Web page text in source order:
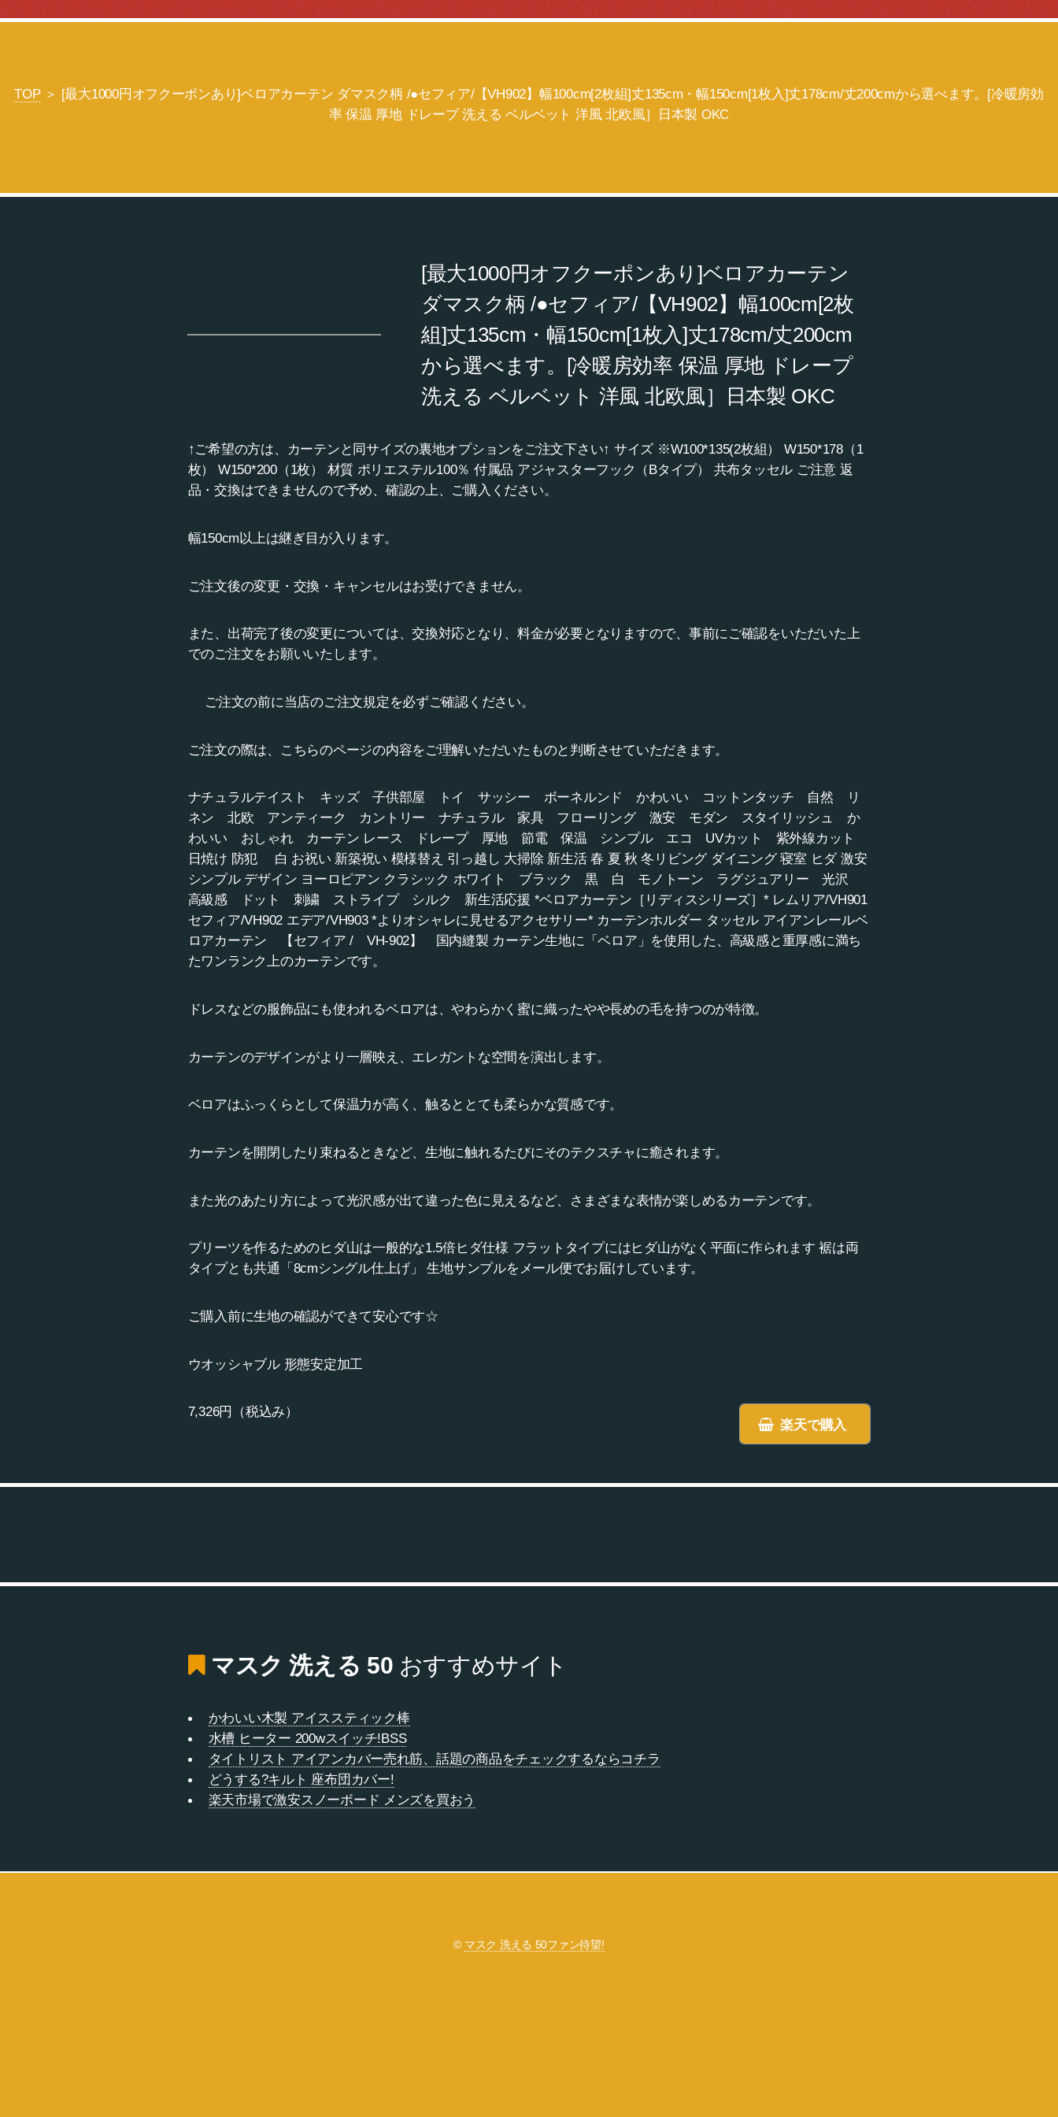
TOP＞ [最大1000円オフクーポンあり]ベロアカーテン ダマスク柄 /●セフィア/【VH902】幅100cm[2枚組]丈135cm・幅150cm[1枚入]丈178cm/丈200cmから選べます。[冷暖房効
率 保温 厚地 ドレープ 洗える ベルベット 洋風 北欧風］日本製 OKC
[最大1000円オフクーポンあり]ベロアカーテン
ダマスク柄 /●セフィア/【VH902】幅100cm[2枚
組]丈135cm・幅150cm[1枚入]丈178cm/丈200cm
から選べます。[冷暖房効率 保温 厚地 ドレープ
洗える ベルベット 洋風 北欧風］日本製 OKC
↑ご希望の方は、カーテンと同サイズの裏地オプションをご注文下さい↑ サイズ ※W100*135(2枚組） W150*178（1
枚） W150*200（1枚） 材質 ポリエステル100％ 付属品 アジャスターフック（Bタイプ） 共布タッセル ご注意 返
品・交換はできませんので予め、確認の上、ご購入ください。
幅150cm以上は継ぎ目が入ります。
ご注文後の変更・交換・キャンセルはお受けできません。
また、出荷完了後の変更については、交換対応となり、料金が必要となりますので、事前にご確認をいただいた上
でのご注文をお願いいたします。
ご注文の前に当店のご注文規定を必ずご確認ください。
ご注文の際は、こちらのページの内容をご理解いただいたものと判断させていただきます。
ナチュラルテイスト キッズ 子供部屋 トイ サッシー ボーネルンド かわいい コットンタッチ 自然 リ
ネン 北欧 アンティーク カントリー ナチュラル 家具 フローリング 激安 モダン スタイリッシュ か
わいい おしゃれ カーテン レース ドレープ 厚地 節電 保温 シンプル エコ UVカット 紫外線カット
日焼け 防犯 白 お祝い 新築祝い 模様替え 引っ越し 大掃除 新生活 春 夏 秋 冬リビング ダイニング 寝室 ヒダ 激安
シンプル デザイン ヨーロピアン クラシック ホワイト ブラック 黒 白 モノトーン ラグジュアリー 光沢
高級感 ドット 刺繍 ストライプ シルク 新生活応援 *ベロアカーテン［リディスシリーズ］* レムリア/VH901
セフィア/VH902 エデア/VH903 *よりオシャレに見せるアクセサリー* カーテンホルダー タッセル アイアンレールベ
ロアカーテン 【セフィア / VH-902】 国内縫製 カーテン生地に「ベロア」を使用した、高級感と重厚感に満ち
たワンランク上のカーテンです。
ドレスなどの服飾品にも使われるベロアは、やわらかく蜜に織ったやや長めの毛を持つのが特徴。
カーテンのデザインがより一層映え、エレガントな空間を演出します。
ベロアはふっくらとして保温力が高く、触るととても柔らかな質感です。
カーテンを開閉したり束ねるときなど、生地に触れるたびにそのテクスチャに癒されます。
また光のあたり方によって光沢感が出て違った色に見えるなど、さまざまな表情が楽しめるカーテンです。
プリーツを作るためのヒダ山は一般的な1.5倍ヒダ仕様 フラットタイプにはヒダ山がなく平面に作られます 裾は両
タイプとも共通「8cmシングル仕上げ」 生地サンプルをメール便でお届けしています。
ご購入前に生地の確認ができて安心です☆
ウオッシャブル 形態安定加工
楽天で購入
7,326円（税込み）
マスク 洗える 50 おすすめサイト
かわいい木製 アイススティック棒
水槽 ヒーター 200wスイッチ!BSS
タイトリスト アイアンカバー売れ筋、話題の商品をチェックするならコチラ
どうする?キルト 座布団カバー!
楽天市場で激安スノーボード メンズを買おう
© マスク 洗える 50ファン待望!